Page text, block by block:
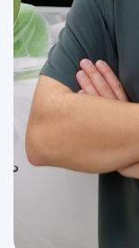
428015, г.
ул. С. Михайлова,
Записаться на
Режим работы:
Пн-Сб* 8:00-20:00,